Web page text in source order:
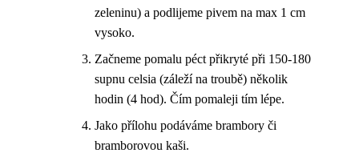
zeleninu) a podlijeme pivem na max 1 cm
vysoko.
Začneme pomalu péct přikryté při 150-180
supnu celsia (záleží na troubě) několik
hodin (4 hod). Čím pomaleji tím lépe.
Jako přílohu podáváme brambory či
bramborovou kaši.